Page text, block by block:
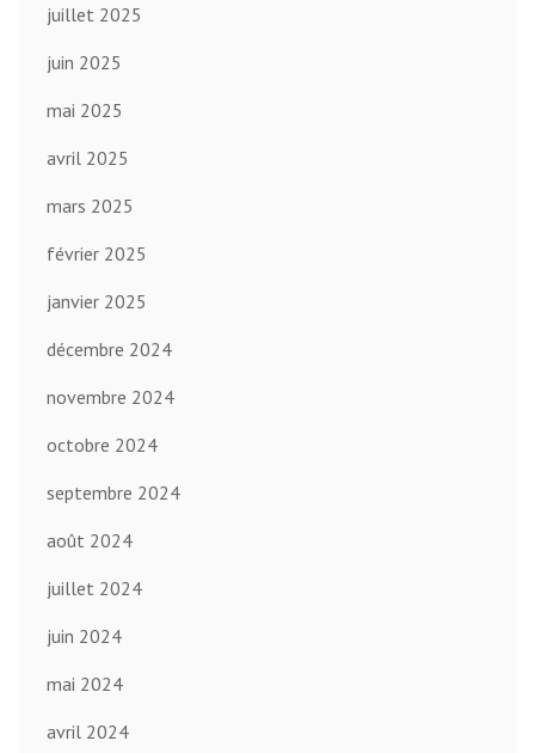
juillet 2025
juin 2025
mai 2025
avril 2025
mars 2025
février 2025
janvier 2025
décembre 2024
novembre 2024
octobre 2024
septembre 2024
août 2024
juillet 2024
juin 2024
mai 2024
avril 2024